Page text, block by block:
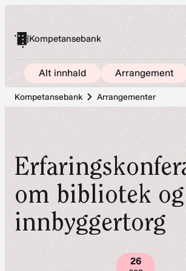
innhold
|Kompetansebank
Alt innhald Arrangement
Kompetansebank Arrangementer
om bibliotek og
innbyggertorg
26